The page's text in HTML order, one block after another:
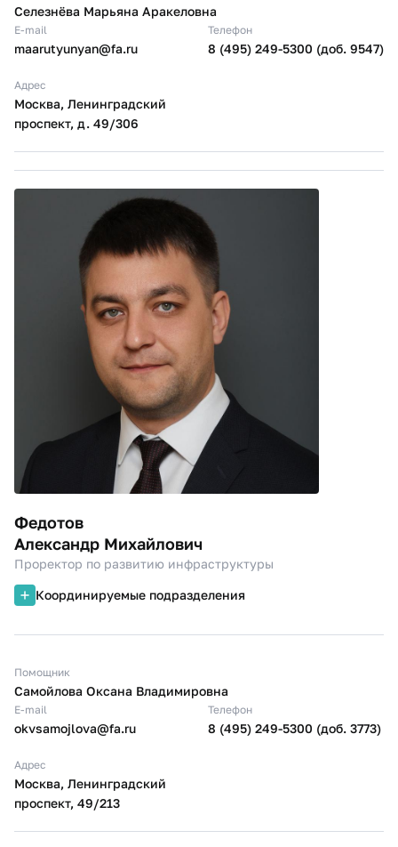
Селезнёва Марьяна Аракеловна
E-mail
maarutyunyan@fa.ru
Телефон
8 (495) 249-5300 (доб. 9547)
Адрес
Москва, Ленинградский
проспект, д. 49/306
Федотов
Александр Михайлович
Проректор по развитию инфраструктуры
Координируемые подразделения
Помощник
Самойлова Оксана Владимировна
E-mail
okvsamojlova@fa.ru
Телефон
8 (495) 249-5300 (доб. 3773)
Адрес
Москва, Ленинградский
проспект, 49/213